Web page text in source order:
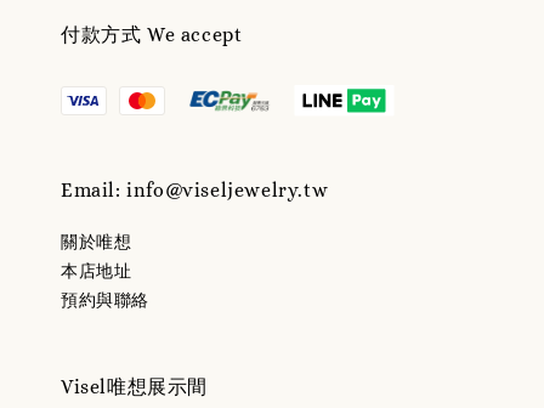
付款方式 We accept
Email: info@viseljewelry.tw
關於唯想
本店地址
預約與聯絡
Visel唯想展示間